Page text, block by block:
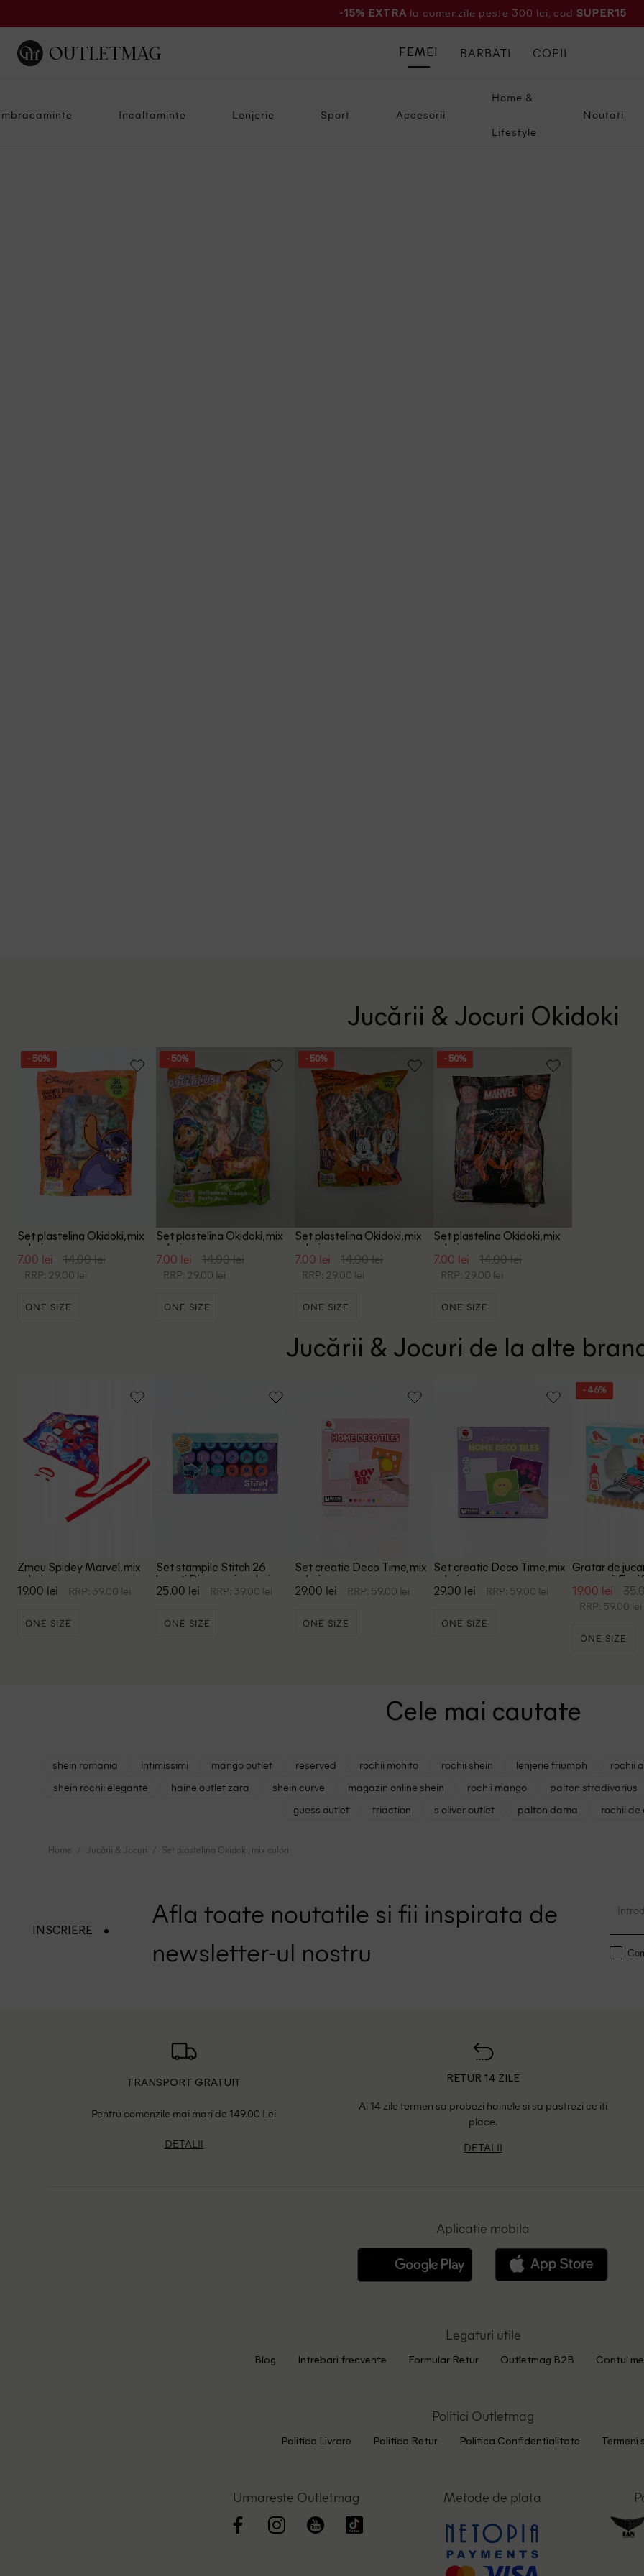
-15% EXTRA la comenzile peste 300 lei, cod SUPER15
Incaltaminte Lenjerie Sport Accesorii
Home &
Lifestyle
Noutati
FEMEI BARBATI COPII
Jucării & Jocuri Okidoki
- 50%
Set plastelina Okidoki, mix
culori
7.00 lei 14.00 lei
RRP: 29.00 lei
ONE SIZE
- 50%
Set plastelina Okidoki, mix
culori
7.00 lei 14.00 lei
RRP: 29.00 lei
ONE SIZE
- 50%
Set plastelina Okidoki, mix
culori
7.00 lei 14.00 lei
RRP: 29.00 lei
ONE SIZE
- 50%
Set plastelina Okidoki, mix
culori
7.00 lei 14.00 lei
RRP: 29.00 lei
ONE SIZE
Jucării & Jocuri de la alte
Zmeu Spidey Marvel, mix
culori
19.00 lei RRP: 39.00 lei
ONE SIZE
Set stampile Stitch 26
bucati Disney, mix culori
25.00 lei RRP: 39.00 lei
ONE SIZE
Set creatie Deco Time, mix
culori
29.00 lei RRP: 59.00 lei
ONE SIZE
Set creatie Deco Time, mix
culori
29.00 lei RRP: 59.00 lei
ONE SIZE
- 46%
Gratar de
accesorii
19.00 lei
RRP: 59.00 lei
ONE SIZE
Cele mai cautate
shein romania intimissimi mango outlet reserved rochii mohito rochii shein lenjerie triumph rochii
shein rochii elegante
haine outlet zara shein curve magazin online shein rochii mango palton stradivarius
guess outlet
triaction s oliver outlet palton dama rochii de
Home Jucării & Jocuri Set plastelina Okidoki, mix culori
INSCRIERE
Afla toate noutatile si fii inspirata de
newsletter-ul nostru
TRANSPORT GRATUIT
Pentru comenzile mai mari de 149.00 Lei
DETALII
RETUR 14 ZILE
Ai 14 zile termen sa probezi hainele si sa pastrezi ce iti
place.
DETALII
Aplicatie mobila
Legaturi utile
Blog Intrebari frecvente Formular Retur Outletmag B2B Contul
Politici Outletmag
Politica Livrare Politica Retur Politica Confidentialitate Termeni
Urmareste Outletmag Metode de plata